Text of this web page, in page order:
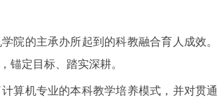
院的主承办所起到的科教融合育人成效
锚定目标、踏实深耕。
算机专业的本科教学培养模式，并对贯